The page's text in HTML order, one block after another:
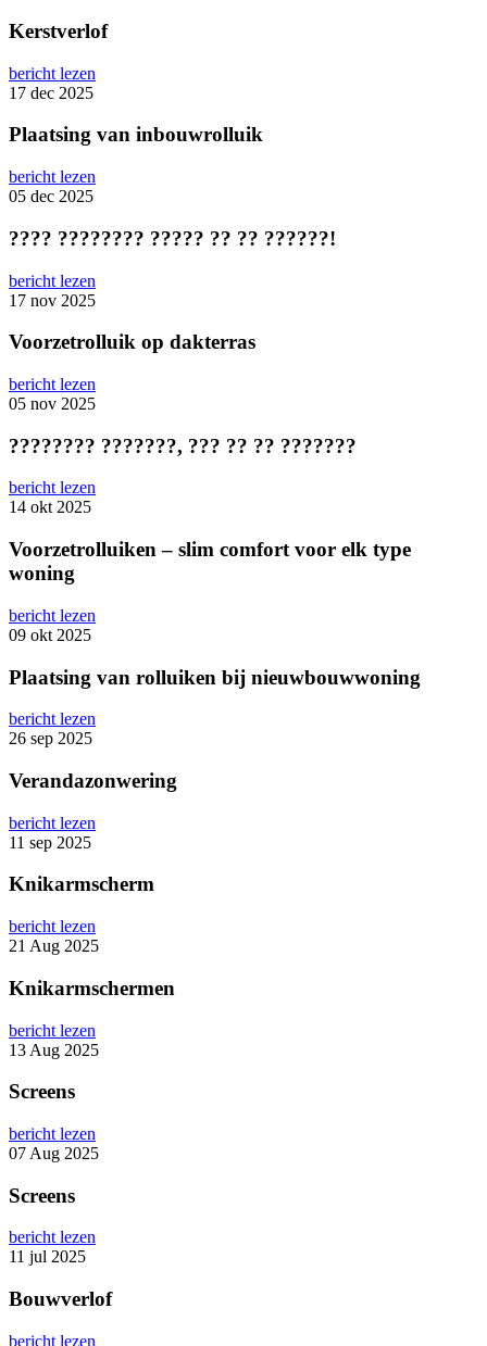
Kerstverlof
bericht lezen
17 dec 2025
Plaatsing van inbouwrolluik
bericht lezen
05 dec 2025
???? ???????? ????? ?? ?? ??????!
bericht lezen
17 nov 2025
Voorzetrolluik op dakterras
bericht lezen
05 nov 2025
???????? ???????, ??? ?? ?? ???????
bericht lezen
14 okt 2025
Voorzetrolluiken – slim comfort voor elk type
woning
bericht lezen
09 okt 2025
Plaatsing van rolluiken bij nieuwbouwwoning
bericht lezen
26 sep 2025
Verandazonwering
bericht lezen
11 sep 2025
Knikarmscherm
bericht lezen
21 Aug 2025
Knikarmschermen
bericht lezen
13 Aug 2025
Screens
bericht lezen
07 Aug 2025
Screens
bericht lezen
11 jul 2025
Bouwverlof
bericht lezen